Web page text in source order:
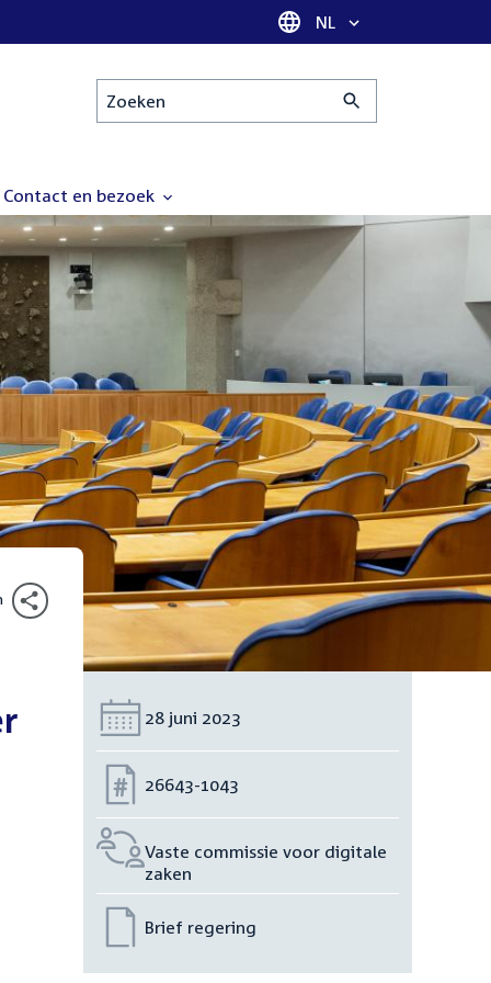
Taal selectie
NL
Zoeken
Contact en bezoek
Datum:
28 juni 2023
Nummer:
26643-1043
Vaste commissie voor digitale
zaken
Brief regering